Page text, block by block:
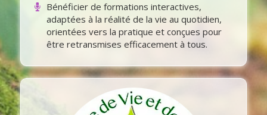
Bénéficier de formations interactives,
adaptées à la réalité de la vie au quotidien,
orientées vers la pratique et conçues pour
être retransmises efficacement à tous.